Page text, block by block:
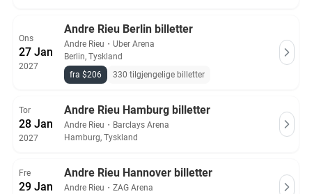
Ons
27 Jan
2027
Andre Rieu Berlin billetter
Andre Rieu ・ Uber Arena
Berlin, Tyskland
fra $206
330 tilgjengelige billetter
Tor
28 Jan
2027
Andre Rieu Hamburg billetter
Andre Rieu ・ Barclays Arena
Hamburg, Tyskland
Fre
29 Jan
Andre Rieu Hannover billetter
Andre Rieu ・ ZAG Arena